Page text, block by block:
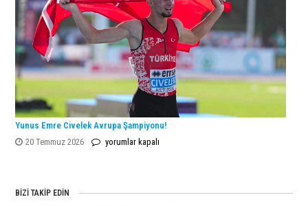
Avrupa
İkinciliği!
Yunus Emre Civelek Avrupa Şampiyonu!
20 Temmuz 2026
Yunus
yorumlar kapalı
BIZI TAKIP EDIN